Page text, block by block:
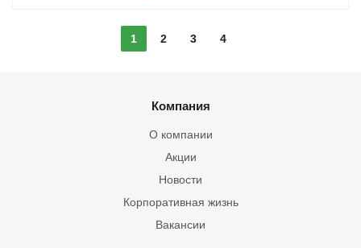
1 2 3 4
Компания
О компании
Акции
Новости
Корпоративная жизнь
Вакансии